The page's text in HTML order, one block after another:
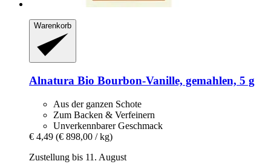
Warenkorb
Alnatura Bio Bourbon-​Vanille, gemahlen, 5 g
Aus der ganzen Schote
Zum Backen & Verfeinern
Unverkennbarer Geschmack
€ 4,49 (€ 898,00 / kg)
Zustellung bis 11. August